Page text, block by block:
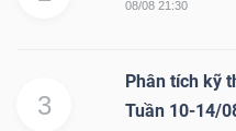
08/08 21:30
3
Phân tích kỹ
Tuần 10-14/